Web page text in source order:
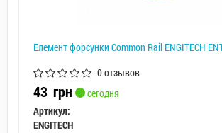
Елемент форсунки Common Rail ENGITECH
0 отзывов
43 грн
сегодня
Артикул:
ENGITECH